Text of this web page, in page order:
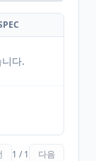
다.
1 / 1 다음